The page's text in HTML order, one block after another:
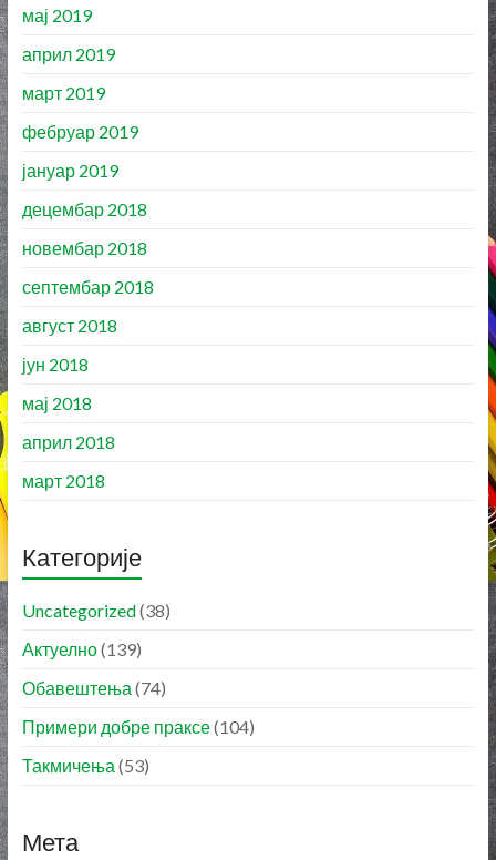
мај 2019
април 2019
март 2019
фебруар 2019
јануар 2019
децембар 2018
новембар 2018
септембар 2018
август 2018
јун 2018
мај 2018
април 2018
март 2018
Категорије
Uncategorized(38)
Актуелно(139)
Обавештења (74)
Примери добре праксе(104)
Такмичења (53)
Мета